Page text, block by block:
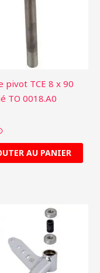
pivot TCE 8 x 90
TO 0018.A0
AU PANIER